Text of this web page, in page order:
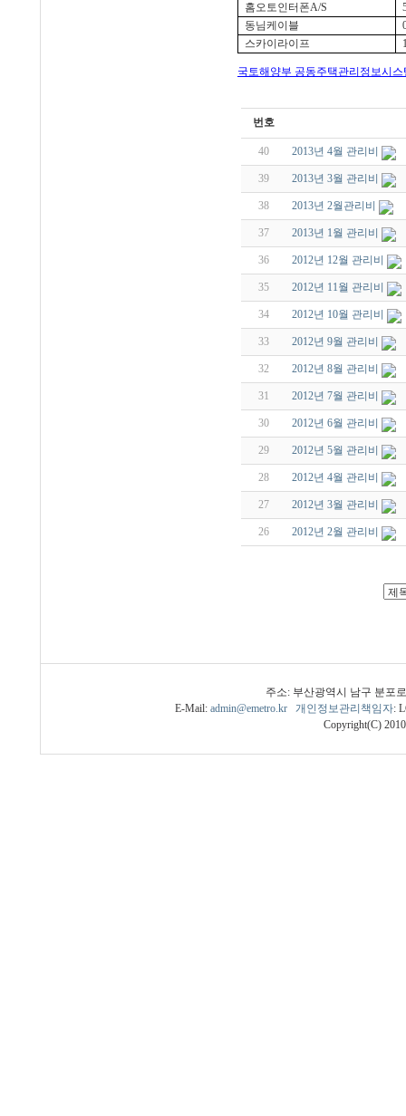
홈오토인터폰A/S
동님케이블
스카이라이프
국토해양부 공동주택관리정보시스
번호
40 2013년 4월 관리비
39 2013년 3월 관리비
38 2013년 2월관리비
37 2013년 1월 관리비
36 2012년 12월 관리비
35 2012년 11월 관리비
34 2012년 10월 관리비
33 2012년 9월 관리비
32 2012년 8월 관리비
31 2012년 7월 관리비
30 2012년 6월 관리비
29 2012년 5월 관리비
28 2012년 4월 관리비
27 2012년 3월 관리비
26 2012년 2월 관리비
주소: 부산광역시 남구 분포
E-Mail: admin@emetro.kr 개인정보관리책임자:
Copyright(C)